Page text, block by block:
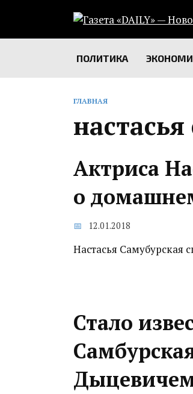
содержанию
ПОЛИТИКА
ГЛАВНАЯ
Актриса
о
12.01.2018
Настасья Самубурская
Стало